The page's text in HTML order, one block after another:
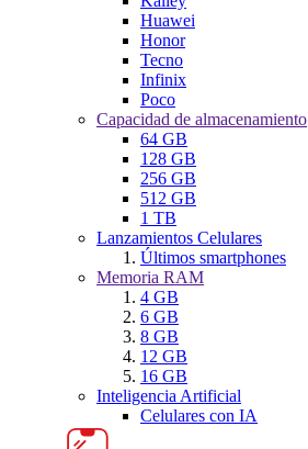
Huawei
Honor
Tecno
Infinix
Poco
Capacidad de almacenamiento
64 GB
128 GB
256 GB
512 GB
1 TB
Lanzamientos Celulares
Últimos smartphones
Memoria RAM
4 GB
6 GB
8 GB
12 GB
16 GB
Inteligencia Artificial
Celulares con IA